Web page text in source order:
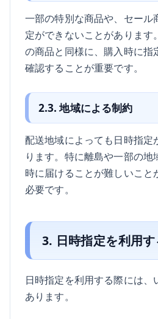
一部の特別な商品や、セール
定ができないことがあります
の商品と同様に、購入時に指
確認することが重要です。
2.3. 地域による制約
配送地域によっても日時指定
ります。特に離島や一部の地
時に届けることが難しいこと
必要です。
3. 日時指定を利用
日時指定を利用する際には、
あります。